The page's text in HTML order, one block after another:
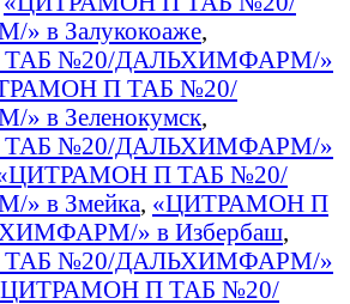
в Залукокоаже,
№20/ДАЛЬХИМФАРМ/»
П ТАБ №20/
в Зеленокумск,
№20/ДАЛЬХИМФАРМ/»
П ТАБ №20/
в Змейка, «ЦИТРАМОН П
» в Избербаш,
№20/ДАЛЬХИМФАРМ/»
П ТАБ №20/